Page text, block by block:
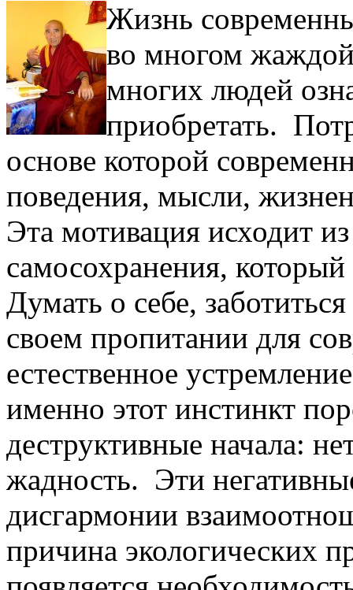
Жизнь
во многом
многих людей
приобретать.
основе которой
поведения, мысли,
Эта мотивация исходит
самосохранения, который
Думать о себе,
своем пропитании для
естественное
именно этот инстинкт
деструктивные начала:
жадность. Эти
дисгармонии
причина экологических